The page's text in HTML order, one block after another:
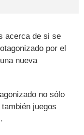
acerca de si se
por el
nueva
no sólo
juegos